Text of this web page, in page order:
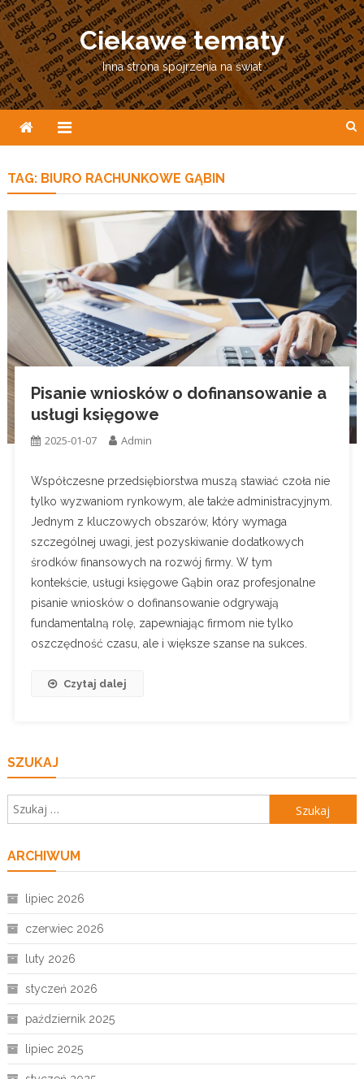
Skip
to
content
Ciekawe tematy
Inna strona spojrzenia na świat
TAG: BIURO RACHUNKOWE GĄBIN
Pisanie wniosków o dofinansowanie a
usługi księgowe
2025-01-07 Admin
Współczesne przedsiębiorstwa muszą stawiać czoła nie
tylko wyzwaniom rynkowym, ale także administracyjnym.
Jednym z kluczowych obszarów, który wymaga
szczególnej uwagi, jest pozyskiwanie dodatkowych
środków finansowych na rozwój firmy. W tym
kontekście, usługi księgowe Gąbin oraz profesjonalne
pisanie wniosków o dofinansowanie odgrywają
fundamentalną rolę, zapewniając firmom nie tylko
oszczędność czasu, ale i większe szanse na sukces.
Czytaj dalej
SZUKAJ
ARCHIWUM
lipiec 2026
czerwiec 2026
luty 2026
styczeń 2026
październik 2025
lipiec 2025